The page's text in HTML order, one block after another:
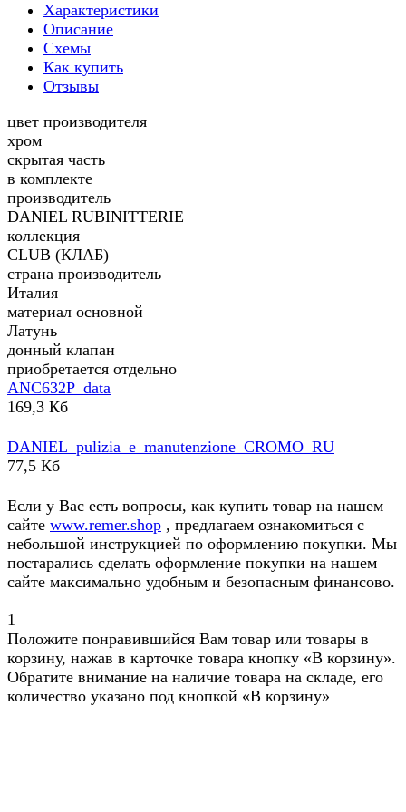
Характеристики
Описание
Схемы
Как купить
Отзывы
цвет производителя
хром
скрытая часть
в комплекте
производитель
DANIEL RUBINITTERIE
коллекция
CLUB (КЛАБ)
страна производитель
Италия
материал основной
Латунь
донный клапан
приобретается отдельно
ANC632P_data
169,3 Кб
DANIEL_pulizia_e_manutenzione_CROMO_RU
77,5 Кб
Если у Вас есть вопросы, как купить товар на нашем
сайте www.remer.shop , предлагаем ознакомиться с
небольшой инструкцией по оформлению покупки. Мы
постарались сделать оформление покупки на нашем
сайте максимально удобным и безопасным финансово.
1
Положите понравившийся Вам товар или товары в
корзину, нажав в карточке товара кнопку «В корзину».
Обратите внимание на наличие товара на складе, его
количество указано под кнопкой «В корзину»